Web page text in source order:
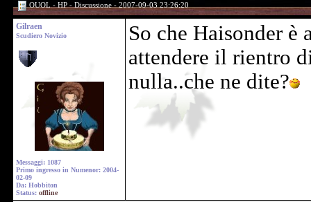
OUOL - HP - Discussione - 2007-09-03 23:26:20
Gilraen
Scudiero Novizio
Messaggi: 1087
Primo ingresso in Numenor: 2004-
02-09
Da: Hobbiton
Status: offline
So che Haisonder è
attendere il rientro
nulla..che ne dite?